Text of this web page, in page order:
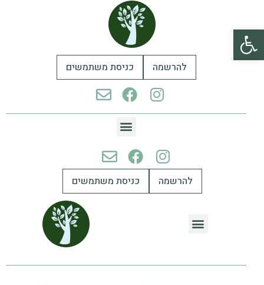
פתח סרגל נגישות
להרשמה כניסת משתמשים
להרשמה כניסת משתמשים